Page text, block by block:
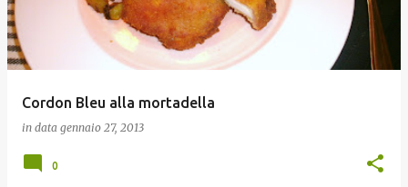
Cordon Bleu alla mortadella
in data gennaio 27, 2013
0